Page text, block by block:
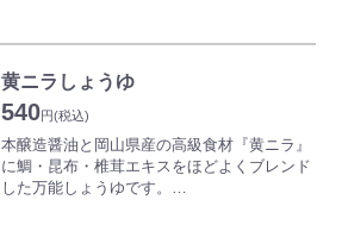
黄ニラしょうゆ
540円(税込)
本醸造醤油と岡山県産の高級食材『黄ニラ』
に鯛・昆布・椎茸エキスをほどよくブレンド
した万能しょうゆです。